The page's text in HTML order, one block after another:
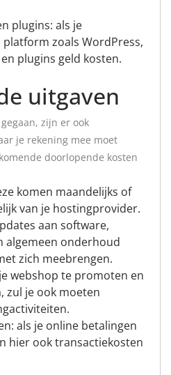
plugins: als je
zoals WordPress,
plugins geld kosten.
uitgaven
zijn er ook
je rekening mee moet
doorlopende kosten
komen maandelijks of
van je hostingprovider.
aan software,
algemeen onderhoud
zich meebrengen.
webshop te promoten en
zul je ook moeten
als je online betalingen
hier ook transactiekosten